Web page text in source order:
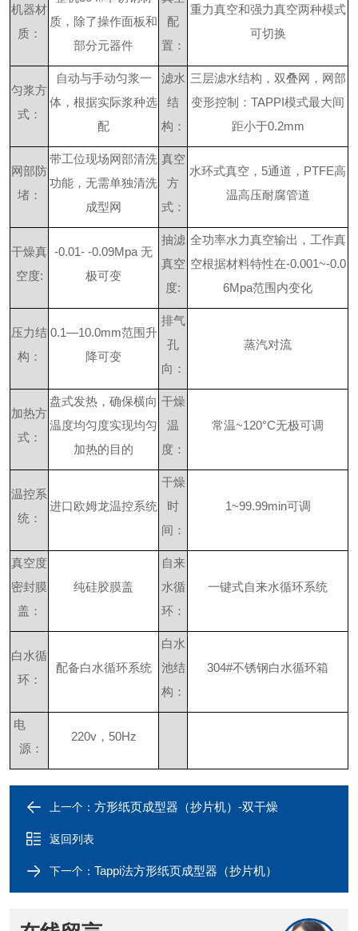
机器材
质：
质，除了操作面板和
部分元器件
配
置：
重力真空和强力真空两种模式
可切换
匀浆方
式：
自动与手动匀浆一
体，根据实际浆种选
配
滤水
结
构：
三层滤水结构，双叠网，网部
变形控制： TAPPI模式最大间
距小于0.2mm
网部防
堵：
带工位现场网部清洗
功能，无需单独清洗
成型网
真空
方
式：
水环式真空， 5通道， PTFE高
温高压耐腐管道
干燥真
空度:
-0.01- -0.09Mpa 无
极可变
抽滤
真空
度:
全功率水力真空输出，工作真
空根据材料特性在-0.001~-0.0
6Mpa范围内变化
压力结
构：
0.1—10.0mm范围升
降可变
排气
孔
向：
蒸汽对流
加热方
式：
盘式发热，确保横向
温度均匀度实现均匀
加热的目的
干燥
温
度：
常温~120°C无极可调
温控系
统：
进口欧姆龙温控系统
干燥
时
间：
1~99.99min可调
真空度
密封膜
盖：
纯硅胶膜盖
自来
水循
环：
一键式自来水循环系统
白水循
环：
配备白水循环系统
白水
池结
构：
304#不锈钢白水循环箱
电
源：
220v， 50Hz
上一个： 方形纸页成型器（抄片机）-双干燥
返回列表
下一个： Tappi法方形纸页成型器（抄片机）